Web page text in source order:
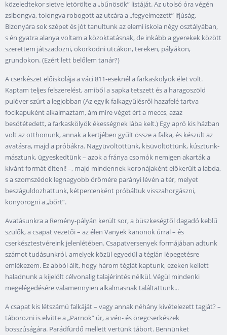
közeledtekor sietve letörölte a „bűnösök” listáját. Az utolsó óra végén
zsibongva, tolongva robogott az utcára a „fegyelmezett” ifjúság.
Bizonyára sok szépet és jót tanultunk az elemi iskola négy osztályában,
s én gyatra alanya voltam a közoktatásnak, de inkább a gyerekek között
szerettem játszadozni, ökörködni utcákon, tereken, pályákon,
grundokon. (Ezért lett belőlem tanár?)
A cserkészet előiskolája a váci 811-eseknél a farkaskölyök élet volt.
Kaptam teljes felszerelést, amiből a sapka tetszett és a haragoszöld
pulóver szúrt a legjobban (Az egyik falkagyűlésről hazafelé tartva
focikapuként alkalmaztam, ám mire véget ért a meccs, azaz
besötétedett, a farkaskölyök ékességnek lába kelt.) Egy apró kis házban
volt az otthonunk, annak a kertjében gyűlt össze a falka, és készült az
avatásra, majd a próbákra. Nagyüvöltöttünk, kisüvöltöttünk, kúsztunk-
másztunk, ügyeskedtünk – azok a fránya csomók nemigen akarták a
kívánt formát ölteni! –, majd mindennek koronájaként előkerült a labda,
s a szomszédok legnagyobb örömére parányi lévén a tér, melyet
beszáguldozhattunk, kétpercenként próbáltuk visszahorgászni,
könyörögni a „bőrt”.
Avatásunkra a Remény-pályán került sor, a büszkeségtől dagadó keblű
szülők, a csapat vezetői – az élen Vanyek kanonok úrral – és
cserkésztestvéreink jelenlétében. Csapatversenyek formájában adtunk
számot tudásunkról, amelyek közül egyedül a téglán lépegetésre
emlékezem. Ez abból állt, hogy három téglát kaptunk, ezeken kellett
haladnunk a kijelölt célvonalig talajérintés nélkül. Végül mindenki
megelégedésére valamennyien alkalmasnak találtattunk...
A csapat kis létszámú falkáját – vagy annak néhány kivételezett tagját? –
táborozni is elvitte a „Parnok” úr, a vén- és öregcserkészek
bosszúságára. Parádfürdő mellett vertünk tábort. Bennünket